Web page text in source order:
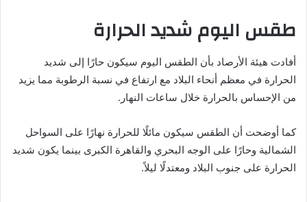
طقس اليوم شديد الحرارة
أفادت هيئة الأرصاد بأن الطقس اليوم سيكون حارًا إلى شديد
الحرارة في معظم أنحاء البلاد مع ارتفاع في نسبة الرطوبة مما يزيد
من الإحساس بالحرارة خلال ساعات النهار.
كما أوضحت أن الطقس سيكون مائلًا للحرارة نهارًا على السواحل
الشمالية وحارًا على الوجه البحري والقاهرة الكبرى بينما يكون شديد
الحرارة على جنوب البلاد ومعتدلًا ليلاً.